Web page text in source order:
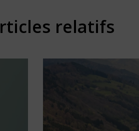
relatifs